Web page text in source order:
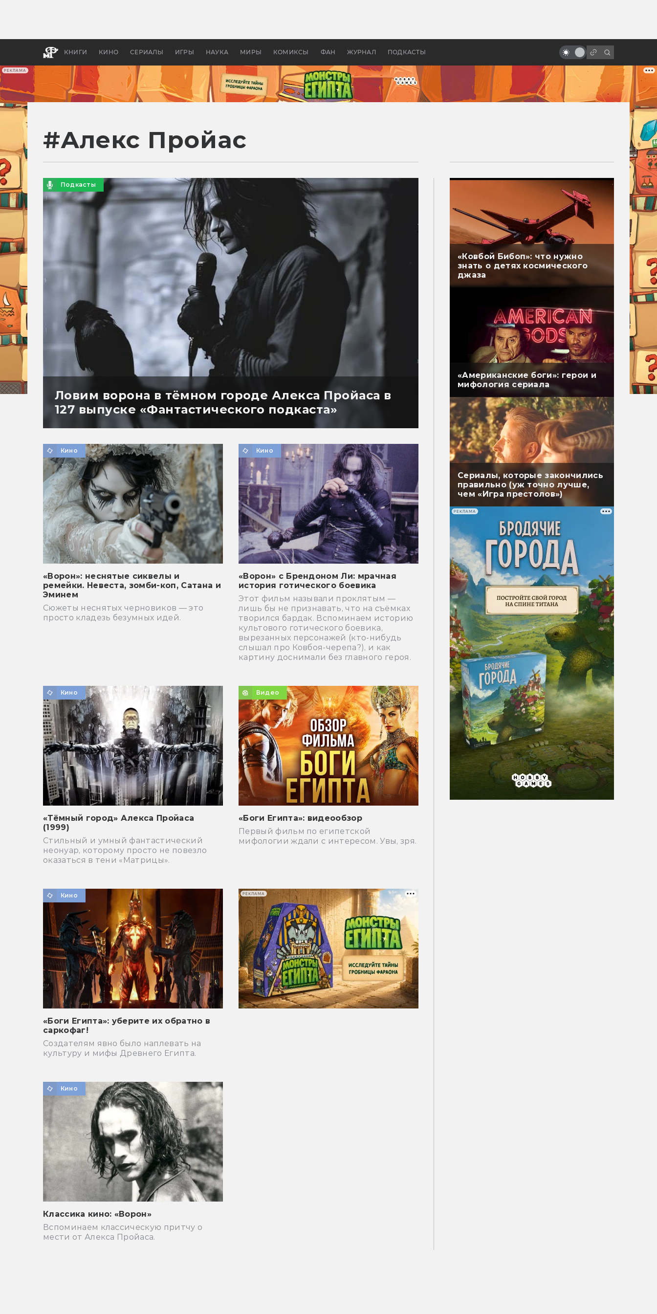
РЕКЛАМА
КНИГИ КИНО СЕРИАЛЫ ИГРЫ НАУКА МИРЫ КОМИКСЫ ФАН ЖУРНАЛ ПОДКАСТЫ
апокалипсис, в России —
бы «Властелина колец»
доска?
#Алекс Пройас
Подкасты
Ловим ворона в тёмном городе Алекса Пройаса в
127 выпуске «Фантастического подкаста»
Кино
«Ворон»: неснятые сиквелы и
ремейки. Невеста, зомби-коп, Сатана и
Эминем
Сюжеты неснятых черновиков — это
просто кладезь безумных идей.
Кино
«Ворон» с Брендоном Ли: мрачная
история готического боевика
Этот фильм называли проклятым —
лишь бы не признавать, что на съёмках
творился бардак. Вспоминаем историю
культового готического боевика,
вырезанных персонажей (кто-нибудь
слышал про Ковбоя-черепа?), и как
картину доснимали без главного героя.
Кино
«Тёмный город» Алекса Пройаса
(1999)
Стильный и умный фантастический
неонуар, которому просто не повезло
оказаться в тени «Матрицы».
Видео
«Боги Египта»: видеообзор
Первый фильм по египетской
мифологии ждали с интересом. Увы, зря.
Кино
«Боги Египта»: уберите их обратно в
саркофаг!
Создателям явно было наплевать на
культуру и мифы Древнего Египта.
Кино
Классика кино: «Ворон»
Вспоминаем классическую притчу о
мести от Алекса Пройаса.
РЕКЛАМА
«Ковбой Бибоп»: что нужно
знать о детях космического
джаза
«Американские боги»: герои и
мифология сериала
Сериалы, которые закончились
правильно (уж точно лучше,
чем «Игра престолов»)
РЕКЛАМА